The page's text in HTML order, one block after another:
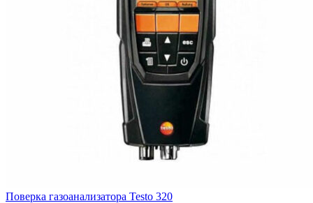
Поверка газоанализатора Testo 320